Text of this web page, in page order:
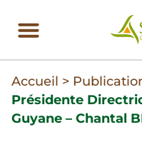
Accueil >
Présidente
Guyane – Chantal